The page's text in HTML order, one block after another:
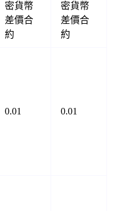
密貨幣
差價合
約
密貨幣
差價合
約
0.01 0.01